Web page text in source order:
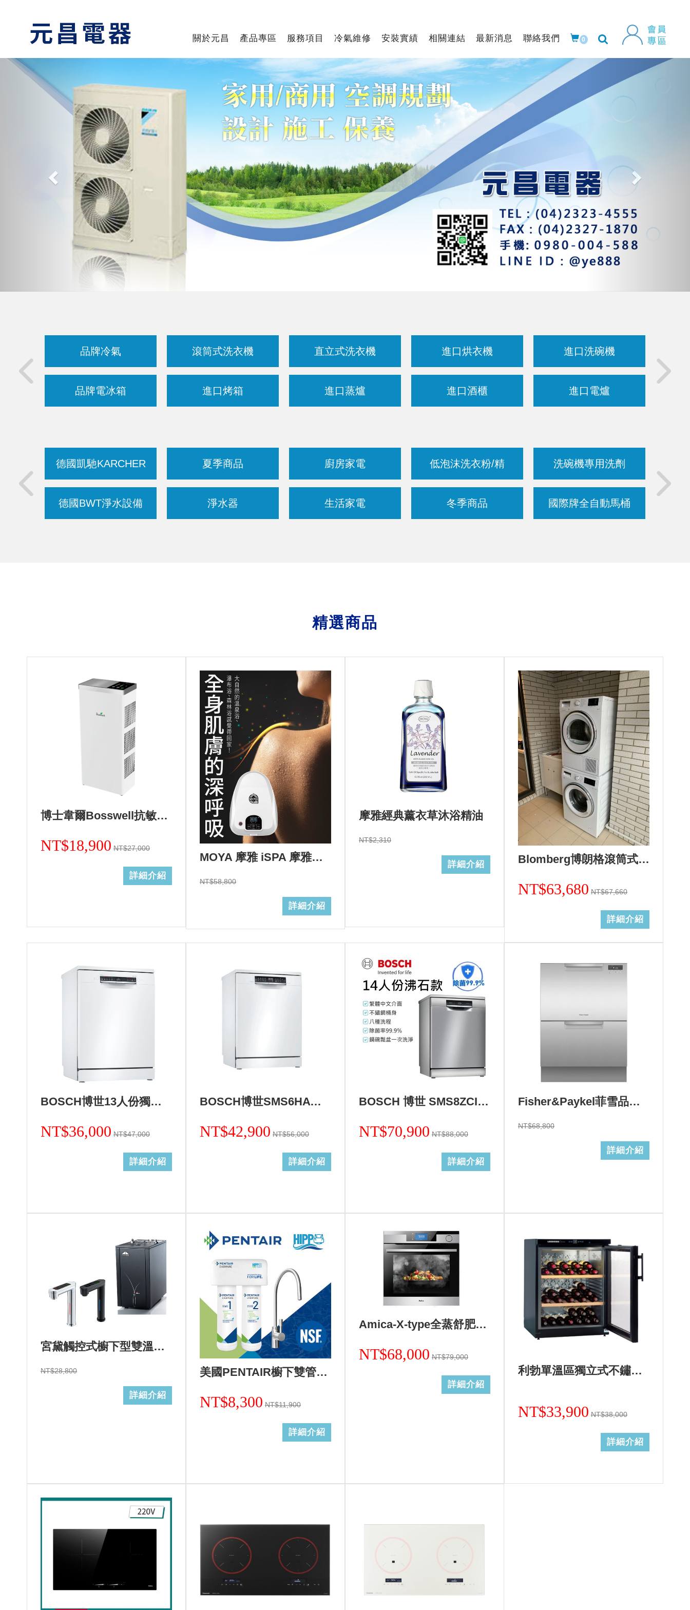
關於元昌 產品專區 服務項目 冷氣維修 安裝實績 相關連結 最新消息 聯絡我們 0
Next
品牌冷氣
品牌電冰箱
滾筒式洗衣機
進口烤箱
直立式洗衣機
進口蒸爐
進口烘衣機
進口酒櫃
進口洗碗機
進口電爐
德國凱馳KARCHER
德國BWT淨水設備
夏季商品
淨水器
廚房家電
生活家電
低泡沫洗衣粉/精
冬季商品
洗碗機專用洗劑
國際牌全自動馬桶
精選商品
博士韋爾Bosswell抗敏滅菌免耗材電離空氣清淨機-5~18坪ML13天使白
NT$18,900 NT$27,000
詳細介紹
MOYA 摩雅 iSPA 摩雅氣泡按摩浴設備/110V
NT$58,800
詳細介紹
摩雅經典薰衣草沐浴精油
NT$2,310
詳細介紹 Blomberg博朗格滾筒式洗衣機WNF10320WZ(歐規10kg)日規14kg+熱泵式乾衣機TPF8352WZ歐規8KG(日規12kg)合購組+基本安裝 加Line ID:@ye888
NT$63,680 NT$67,660
詳細介紹
BOSCH博世13人份獨立式洗碗機 德國製造 SMS4HAW00X+基本安裝 (加Line ID:@ye888)
NT$36,000 NT$47,000
詳細介紹
BOSCH博世SMS6HAW00X 獨立式洗碗機+基本安裝 (加Line ID:@ye888)
NT$42,900 NT$56,000
詳細介紹
BOSCH 博世 SMS8ZCI00X 8系列沸石獨立式洗碗機+基本安裝 (加Line ID:@ye888)
NT$70,900 NT$88,000
詳細介紹
Fisher&Paykel菲雪品克雙層不鏽鋼洗碗機(14人份)型號:DD60DCHX9+基本安裝 (加Line ID:@ye888)
NT$68,800
詳細介紹
宮黛觸控式櫥下型雙溫飲水機GD-600心+基本安裝+GD濾心 (加Line ID:@ye888)
NT$28,800
詳細介紹
美國PENTAIR櫥下雙管生飲淨水設備活性炭加強除鉛F2200(0.5微米)+基本安裝
NT$8,300 NT$11,900
詳細介紹
Amica-X-type全蒸舒肥蒸烤箱XTVS-1800IX TW
NT$68,000 NT$79,000
詳細介紹
利勃單溫區獨立式不鏽鋼酒櫃60瓶>型號：WKb 1712+基本安裝
NT$33,900 NT$38,000
詳細介紹